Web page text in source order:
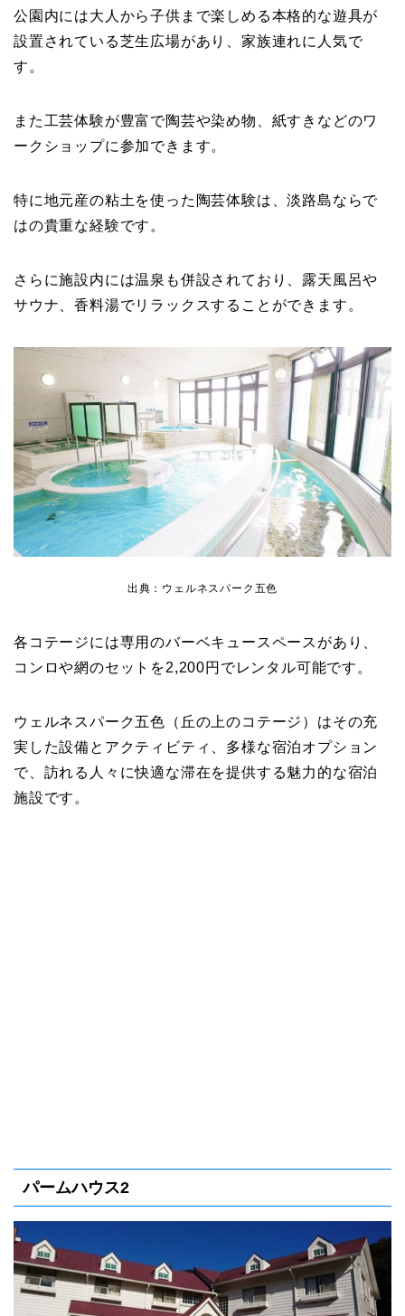
公園内には大人から子供まで楽しめる本格的な遊具が
設置されている芝生広場があり、家族連れに人気で
す。
また工芸体験が豊富で陶芸や染め物、紙すきなどのワ
ークショップに参加できます。
特に地元産の粘土を使った陶芸体験は、淡路島ならで
はの貴重な経験です。
さらに施設内には温泉も併設されており、露天風呂や
サウナ、香料湯でリラックスすることができます。
出典：ウェルネスパーク五色
各コテージには専用のバーベキュースペースがあり、
コンロや網のセットを2,200円でレンタル可能です。
ウェルネスパーク五色（丘の上のコテージ）はその充
実した設備とアクティビティ、多様な宿泊オプション
で、訪れる人々に快適な滞在を提供する魅力的な宿泊
施設です。
パームハウス2